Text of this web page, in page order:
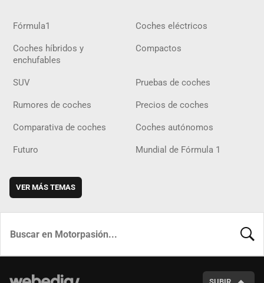
Fórmula1 Coches eléctricos
Coches híbridos y
enchufables
Compactos
SUV Pruebas de coches
Rumores de coches Precios de coches
Comparativa de coches Coches autónomos
Futuro Mundial de Fórmula 1
VER MÁS TEMAS